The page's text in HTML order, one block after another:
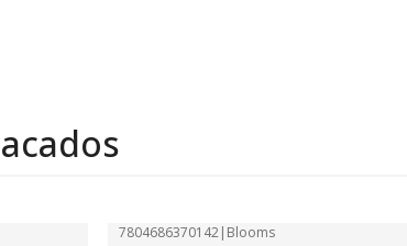
7804686370142| Blooms